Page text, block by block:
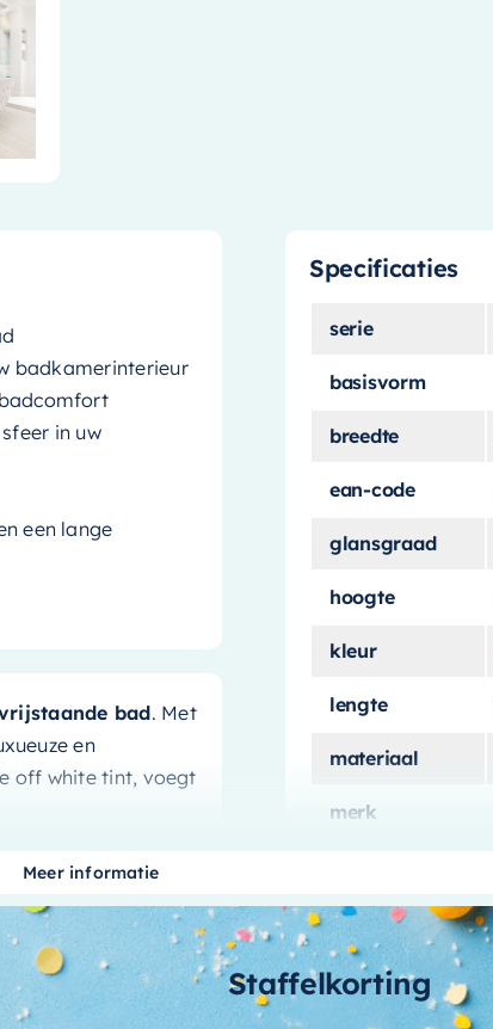
badkamerinterieur
in uw
een lange
bad. Met
en
off white tint, voegt
als een opvallend
en vrijheid biedt.
ruimte, terwijl de
Specificaties
serie
basisvorm
breedte
ean-code
glansgraad
hoogte
kleur
lengte
materiaal
merk
aantal-liters
aantal-personen
Meer informatie
Staffelkorting